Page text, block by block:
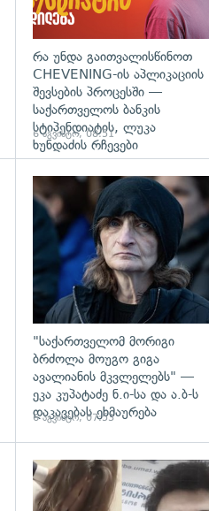
რა უნდა გაითვალისწინოთ
CHEVENING-ის აპლიკაციის
შევსების პროცესში —
საქართველოს ბანკის
სტიპენდიატის, ლუკა
ხუნდაძის რჩევები
6 აგვისტო, 08:51
გადახედვა
"საქართველომ მორიგი
ბრძოლა მოუგო გიგა
ავალიანის მკვლელებს" —
ეკა კუპატაძე ნ.ი-სა და ა.ბ-ს
დაკავებას ეხმაურება
6 აგვისტო, 07:53
გადახედვა